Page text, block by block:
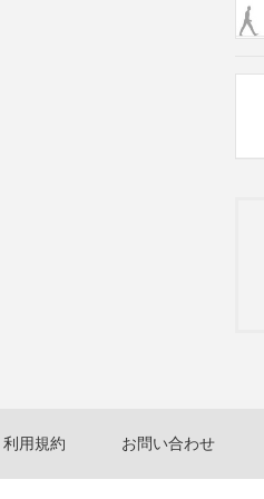
利用規約 お問い合わせ